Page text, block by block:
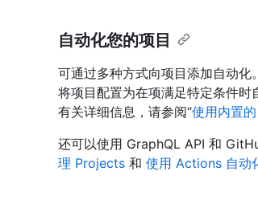
自动化您的项目
可通过多种方式向项目添加自动
将项目配置为在项满足特定条件时
有关详细信息，请参阅“使用内置
还可以使用 GraphQL API 和
理 Projects 和 使用 Actions 自动